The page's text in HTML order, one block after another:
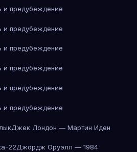
и предубеждение
и предубеждение
предубеждение
и предубеждение
и предубеждение
и предубеждение
Джек Лондон — Мартин Иден
22Джордж Оруэлл — 1984